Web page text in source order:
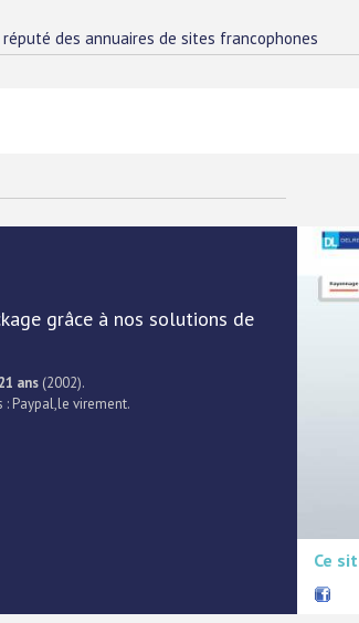
réputé des annuaires de sites francophones
grâce à nos solutions de
21 ans (2002).
Paypal,le virement.
Ce